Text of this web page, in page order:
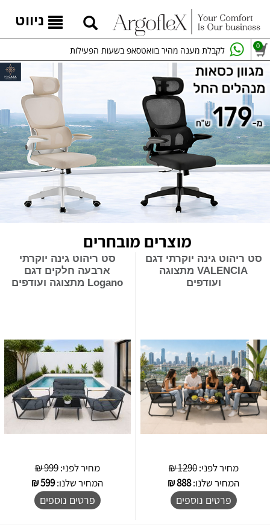
ניווט
לקבלת מענה מהיר בוואטסאפ בשעות הפעילות 0
מוצרים מובחרים
סט ריהוט גינה יוקרתי דגם
VALENCIA מתצוגה
ועודפים
מחיר לפני:1290 ₪
המחיר שלנו:888
₪
פרטים נוספים
סט ריהוט גינה יוקרתי
ארבעה חלקים דגם
Logano מתצוגה ועודפים
מחיר לפני:999 ₪
המחיר שלנו:599
₪
פרטים נוספים